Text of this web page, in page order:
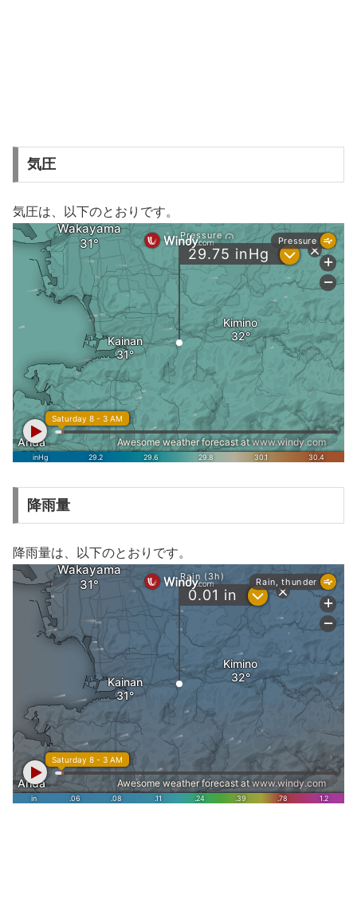
気圧
気圧は、以下のとおりです。
降雨量
降雨量は、以下のとおりです。